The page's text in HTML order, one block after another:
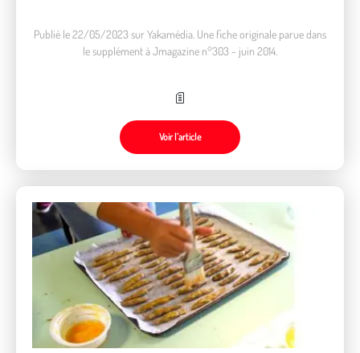
Publié le 22/05/2023 sur Yakamédia. Une fiche originale parue dans
le supplément à Jmagazine n°303 - juin 2014.
Voir l’article